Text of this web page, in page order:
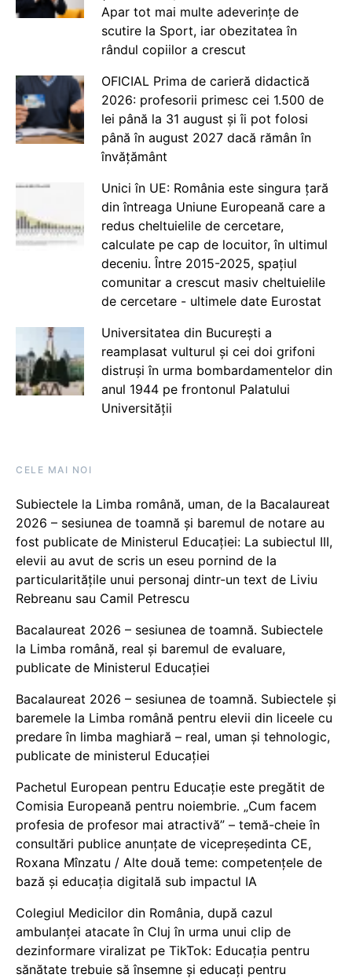
Apar tot mai multe adeverințe de
scutire la Sport, iar obezitatea în
rândul copiilor a crescut
OFICIAL Prima de carieră didactică
2026: profesorii primesc cei 1.500 de
lei până la 31 august și îi pot folosi
până în august 2027 dacă rămân în
învățământ
Unici în UE: România este singura țară
din întreaga Uniune Europeană care a
redus cheltuielile de cercetare,
calculate pe cap de locuitor, în ultimul
deceniu. Între 2015-2025, spațiul
comunitar a crescut masiv cheltuielile
de cercetare - ultimele date Eurostat
Universitatea din București a
reamplasat vulturul și cei doi grifoni
distruși în urma bombardamentelor din
anul 1944 pe frontonul Palatului
Universității
CELE MAI NOI
Subiectele la Limba română, uman, de la Bacalaureat
2026 – sesiunea de toamnă și baremul de notare au
fost publicate de Ministerul Educației: La subiectul III,
elevii au avut de scris un eseu pornind de la
particularitățile unui personaj dintr-un text de Liviu
Rebreanu sau Camil Petrescu
Bacalaureat 2026 – sesiunea de toamnă. Subiectele
la Limba română, real și baremul de evaluare,
publicate de Ministerul Educației
Bacalaureat 2026 – sesiunea de toamnă. Subiectele și
baremele la Limba română pentru elevii din liceele cu
predare în limba maghiară – real, uman și tehnologic,
publicate de ministerul Educației
Pachetul European pentru Educație este pregătit de
Comisia Europeană pentru noiembrie. „Cum facem
profesia de profesor mai atractivă” – temă-cheie în
consultări publice anunțate de vicepreședinta CE,
Roxana Mînzatu / Alte două teme: competențele de
bază și educația digitală sub impactul IA
Colegiul Medicilor din România, după cazul
ambulanței atacate în Cluj în urma unui clip de
dezinformare viralizat pe TikTok: Educația pentru
sănătate trebuie să însemne și educați pentru